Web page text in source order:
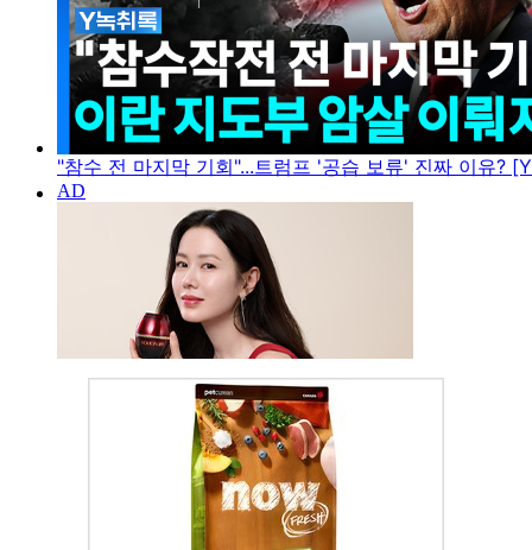
"참수 전 마지막 기회"...트럼프 '공습 보류' 진짜 이유?